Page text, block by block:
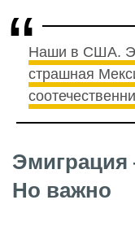
Наши в США.
страшная
Эмиграция
Но важно